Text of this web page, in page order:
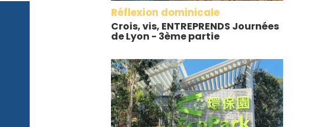
Réflexion dominicale
Crois, vis, ENTREPRENDS Journées
de Lyon - 3ème partie